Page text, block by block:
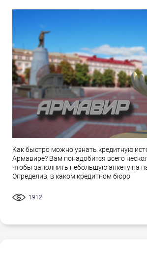
Как быстро можно узнать кредитную
Армавире? Вам понадобится всего
чтобы заполнить небольшую анкету на
Определив, в каком кредитном бюро
1912